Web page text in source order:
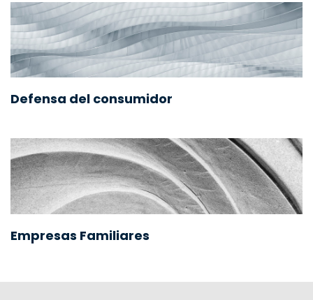
Defensa del consumidor
Empresas Familiares